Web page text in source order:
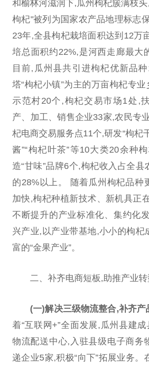
和榆林河滋润下,瓜州枸杞簇满枝头
枸杞"被列为国家农产品地理标志
23年,全县枸杞栽培面积达到12万
培总面积约22%,是河西走廊最大
目前,瓜州县共引进枸杞优新品
塔“枸杞小镇”为主的万亩枸杞专
示范村20个,枸杞交易市场1处,
产、加工、销售企业33家,农民专
杞电商交易服务点11个,研发“枸杞
酱”“枸杞叶茶”等10大类20余种
造“甘味”品牌6个,枸杞收入占全县
的28%以上。 随着瓜州枸杞品种
加快,枸杞种植新技术、新机具正
不断提升的产业标准化、集约化
兴产业,以产业带基地,小小的枸杞
富的“金果产业”。
二、补齐电商短板,助推产业
(一)解决三级物流整合,补齐产
着“互联网+”全面发展,瓜州县建
物流配送中心,入驻县级电子商务
递企业5家,积极“向下”拓展业务。